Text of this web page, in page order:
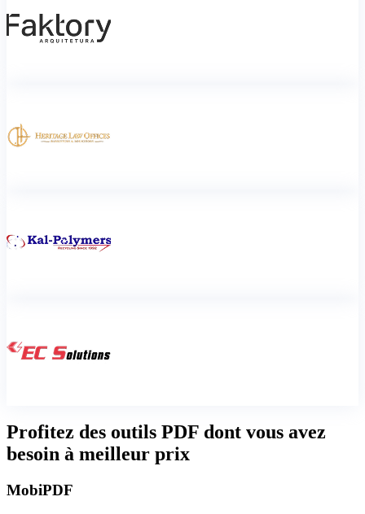
Profitez des outils PDF dont vous avez
besoin à meilleur prix
MobiPDF